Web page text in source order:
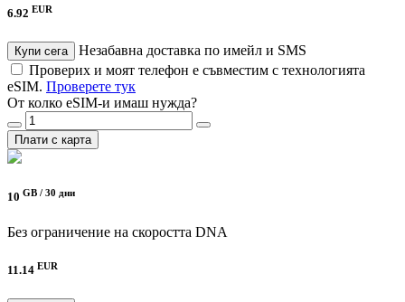
6.92 EUR
Купи сега
Незабавна доставка по имейл и SMS
Проверих и моят телефон е съвместим с технологията
eSIM. Проверете тук
От колко eSIM-и имаш нужда?
Плати с карта
10 GB / 30 дни
Без ограничение на скоростта DNA
11.14 EUR